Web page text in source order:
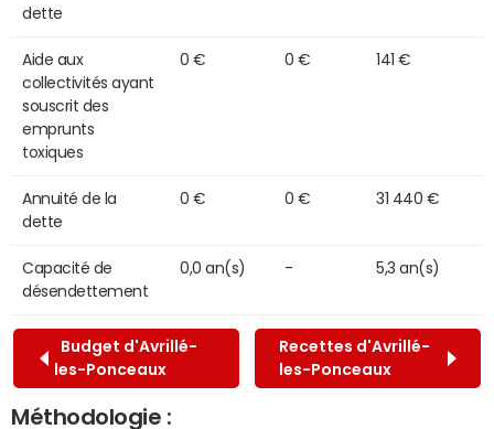
dette
Aide aux
collectivités ayant
souscrit des
emprunts
toxiques
0 € 0 € 141 €
Annuité de la
dette
0 € 0 € 31 440 €
Capacité de
désendettement
0,0 an(s) - 5,3 an(s)
Budget d'Avrillé-
les-Ponceaux
Recettes d'Avrillé-
les-Ponceaux
Méthodologie :